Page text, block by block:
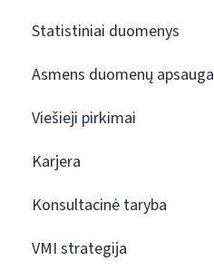
Statistiniai duomenys
Asmens duomenų apsauga
Viešieji pirkimai
Karjera
Konsultacinė taryba
VMI strategija